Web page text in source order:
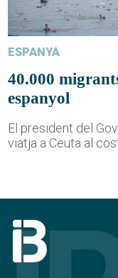
ESPANYA
40.000
espanyol
El president del
viatja a Ceuta al